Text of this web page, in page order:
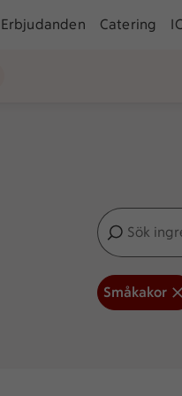
Erbjudanden Catering
Sök
Inga förslag
Småkakor